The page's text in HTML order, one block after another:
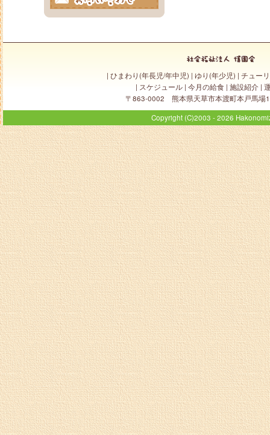
| ひまわり(年長児/年中児) | ゆり(年少児) | チュー
| スケジュール| 今月の給食| 施設紹介|
〒863-0002 熊本県天草市本渡町本戸馬
Copyright (C)2003 - 2026